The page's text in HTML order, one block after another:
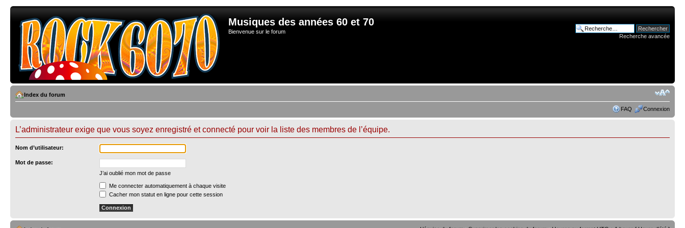
Musiques des années 60 et 70
Bienvenue sur le forum
Recherche avancée
Index du forum
FAQ Connexion
L’administrateur exige que vous soyez enregistré et connecté pour voir la liste des membres de l’équipe.
Nom d’utilisateur:
Mot de passe:
J’ai oublié mon mot de passe
Me connecter automatiquement à chaque visite
Cacher mon statut en ligne pour cette session